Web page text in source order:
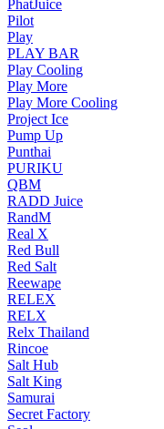
PhatJuice
Pilot
Play
PLAY BAR
Play Cooling
Play More
Play More Cooling
Project Ice
Pump Up
Punthai
PURIKU
QBM
RADD Juice
RandM
Real X
Red Bull
Red Salt
Reewape
RELEX
RELX
Relx Thailand
Rincoe
Salt Hub
Salt King
Samurai
Secret Factory